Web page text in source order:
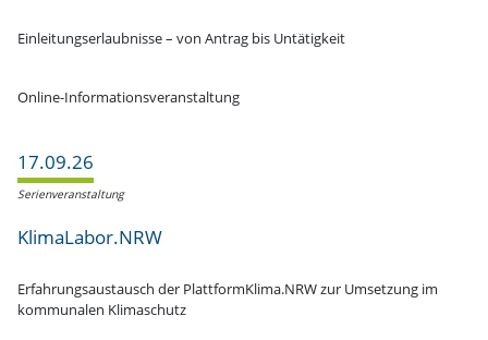
Einlei­tungs­er­laub­nisse – von Antrag bis Untätigkeit
Online-Informationsveranstaltung
17.09.26
Serien­ver­an­staltung
KlimaLabor.NRW
Erfah­rungs­aus­tausch der PlattformKlima.NRW zur Umsetzung im
kommu­nalen Klimaschutz